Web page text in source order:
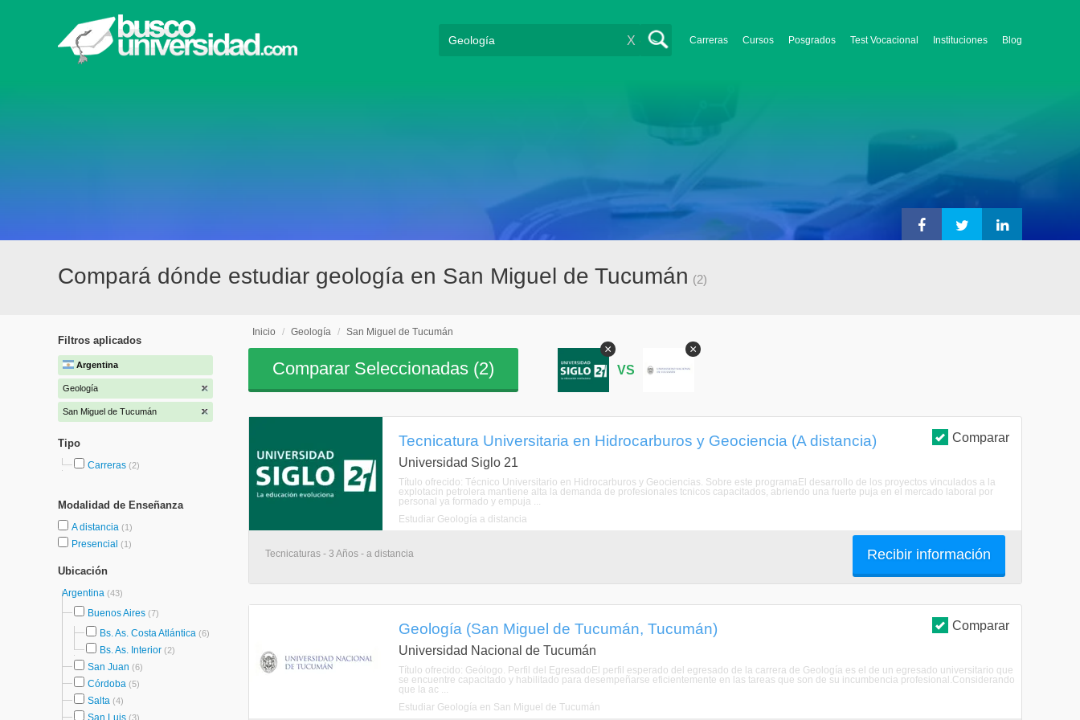
Carreras Cursos Posgrados Test Vocacional Instituciones Blog
X
Compará dónde estudiar geología en San Miguel de Tucumán (2)
Filtros aplicados
Argentina
Geología
San Miguel de Tucumán
Tipo
Carreras (2)
Modalidad de Enseñanza
A distancia (1)
Presencial (1)
Ubicación
Argentina (43)
Buenos Aires (7)
Bs. As. Costa Atlántica (6)
Bs. As. Interior (2)
San Juan (6)
Córdoba (5)
Salta (4)
San Luis (3)
Inicio / Geología / San Miguel de Tucumán
Comparar Seleccionadas (2)
×
VS
×
Comparar
Tecnicatura Universitaria en Hidrocarburos y Geociencia (A distancia)
Universidad Siglo 21
Título ofrecido: Técnico Universitario en Hidrocarburos y Geociencias. Sobre este programaEl desarrollo de los proyectos vinculados a la
explotacin petrolera mantiene alta la demanda de profesionales tcnicos capacitados, abriendo una fuerte puja en el mercado laboral por
personal ya formado y empuja ...
Estudiar Geología a distancia
Tecnicaturas - 3 Años - a distancia Recibir información
Comparar
Geología (San Miguel de Tucumán, Tucumán)
Universidad Nacional de Tucumán
Título ofrecido: Geólogo. Perfil del EgresadoEl perfil esperado del egresado de la carrera de Geología es el de un egresado universitario que
se encuentre capacitado y habilitado para desempeñarse eficientemente en las tareas que son de su incumbencia profesional.Considerando
que la ac ...
Estudiar Geología en San Miguel de Tucumán